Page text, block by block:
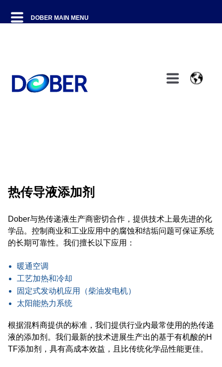
热传导液添加剂
Dober与热传递液生产商密切合作，提供技术上最先进的化
学品。控制商业和工业应用中的腐蚀和结垢问题可保证系统
的长期可靠性。我们擅长以下应用：
暖通空调
工艺加热和冷却
固定式发动机应用（柴油发电机）
太阳能热力系统
根据混料商提供的标准，我们提供行业内最常使用的热传递
液的添加剂。我们最新的技术进展生产出的基于有机酸的H
TF添加剂，具有高成本效益，且比传统化学品性能更佳。